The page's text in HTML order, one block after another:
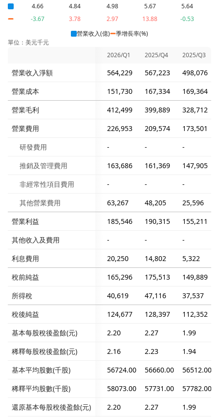
4.66 4.84 4.98 5.67
5.64
-3.67
3.78 2.97 13.88
-0.53
營業收入(億)
季增長率(%)
單位：美元千元
2026/Q1
2025/Q4 2025/Q3
營業收入淨額 564,229 567,223
498,076
營業成本
151,730 167,334
169,364
營業毛利
412,499 399,889
328,712
營業費用
226,953 209,574
173,501
研發費用
- -
-
推銷及管理費用
163,686 161,369
147,905
非經常性項目費用
- -
-
其他營業費用
63,267 48,205
25,596
營業利益
185,546 190,315
155,211
其他收入及費用
- -
-
利息費用
20,250 14,802
5,322
稅前純益
165,296 175,513
149,889
所得稅
40,619 47,116
37,537
稅後純益
124,677 128,397
112,352
基本每股稅後盈餘(元)
2.20 2.27
1.99
稀釋每股稅後盈餘(元)
2.16 2.23
1.94
基本平均股數(千股)
56724.00 56660.00
56512.00
稀釋平均股數(千股)
58073.00 57731.00
57782.00
還原基本每股稅後盈餘(元)
2.20 2.27
1.99